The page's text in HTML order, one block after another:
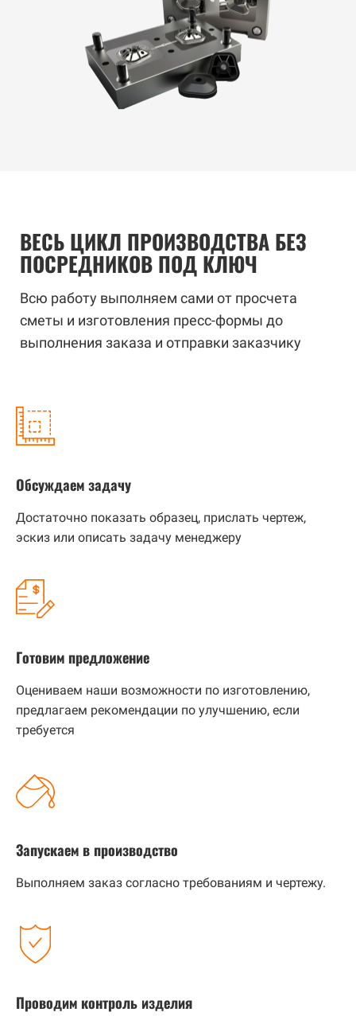
ВЕСЬ ЦИКЛ ПРОИЗВОДСТВА БЕЗ
ПОСРЕДНИКОВ ПОД КЛЮЧ
Всю работу выполняем сами от просчета
сметы и изготовления пресс-формы до
выполнения заказа и отправки заказчику
Обсуждаем задачу
Достаточно показать образец, прислать чертеж,
эскиз или описать задачу менеджеру
Готовим предложение
Оцениваем наши возможности по изготовлению,
предлагаем рекомендации по улучшению, если
требуется
Запускаем в производство
Выполняем заказ согласно требованиям и чертежу.
Проводим контроль изделия